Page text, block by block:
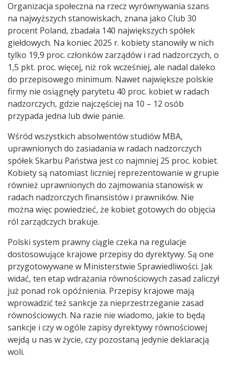
Organizacja społeczna na rzecz wyrównywania szans
na najwyższych stanowiskach, znana jako Club 30
procent Poland, zbadała 140 największych spółek
giełdowych. Na koniec 2025 r. kobiety stanowiły w nich
tylko 19,9 proc. członków zarządów i rad nadzorczych, o
1,5 pkt. proc. więcej, niż rok wcześniej, ale nadal daleko
do przepisowego minimum. Nawet największe polskie
firmy nie osiągnęły parytetu 40 proc. kobiet w radach
nadzorczych, gdzie najczęściej na 10 – 12 osób
przypada jedna lub dwie panie.
Wśród wszystkich absolwentów studiów MBA,
uprawnionych do zasiadania w radach nadzorczych
spółek Skarbu Państwa jest co najmniej 25 proc. kobiet.
Kobiety są natomiast liczniej reprezentowanie w grupie
również uprawnionych do zajmowania stanowisk w
radach nadzorczych finansistów i prawników. Nie
można więc powiedzieć, że kobiet gotowych do objęcia
ról zarządczych brakuje.
Polski system prawny ciągle czeka na regulacje
dostosowujące krajowe przepisy do dyrektywy. Są one
przygotowywane w Ministerstwie Sprawiedliwości. Jak
widać, ten etap wdrażania równościowych zasad zaliczył
już ponad rok opóźnienia. Przepisy krajowe mają
wprowadzić też sankcje za nieprzestrzeganie zasad
równościowych. Na razie nie wiadomo, jakie to będą
sankcje i czy w ogóle zapisy dyrektywy równościowej
wejdą u nas w życie, czy pozostaną jedynie deklaracją
woli.